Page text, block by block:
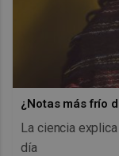
¿Notas más frío
La ciencia
día